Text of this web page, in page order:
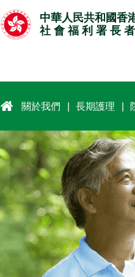
中華人民共和國香
社 會 福 利 署 長
關於我們 長期護理